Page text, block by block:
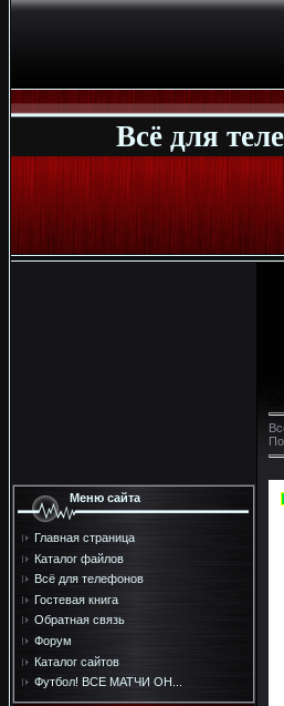
Всё для
Меню сайта
Главная страница
Каталог файлов
Всё для телефонов
Гостевая книга
Обратная связь
Форум
Каталог сайтов
Футбол! ВСЕ МАТЧИ ОН...